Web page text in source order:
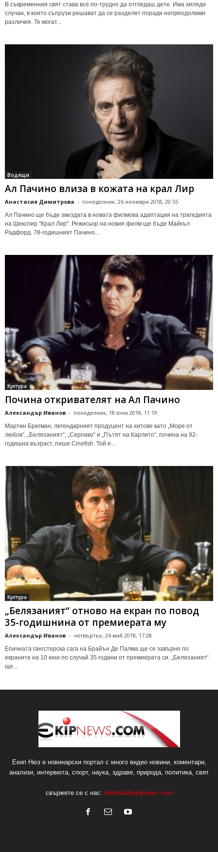
В съвременния свят става все по-трудно да отгледаш дете. Има хиляди
случаи, в които съпрузи решават да се разделят поради непреодолими
различия. Те могат...
Водещи
Ал Пачино влиза в кожата на крал Лир
Анастасия Димитрова - понеделник, 26 ноември 2018, 20:55
Ал Пачино ще бъде звездата в новата филмова адаптация на трагедията
на Шекспир "Крал Лир". Режисьор на новия филм ще бъде Майкъл
Радфорд. 78-годишният Пачино...
Култура
Почина откривателят на Ал Пачино
Александър Иванов - понеделник, 18 юни 2018, 11:19
Мартин Брегман, легендарният продуцент на хитове като „Море от
любов“, „Белязаният“, „Серпико“ и „Пътят на Карлито“, почина на 92-
годишна възраст, пише Cinefish. Той е...
Култура
„Белязаният“ отново на екран по повод
35-годишнина от премиерата му
Александър Иванов - четвъртък, 24 май 2018, 17:28
Епичната гангстерска сага на Брайън Де Палма ще се завърне по
екраните на 10 юни по случай 35 години от премиерата си. „Белязаният“
ще...
Екип Нюз е новинарски портал с много видео новини, коментари,
анализи, интервюта, спорт, наука, здраве, природа, политика, свят
свържете се с нас: editorial@ekipnews.com